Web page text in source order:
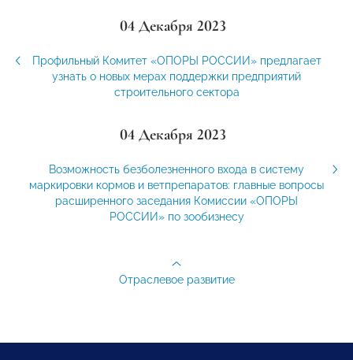
04 Декабря 2023
Профильный Комитет «ОПОРЫ РОССИИ» предлагает
узнать о новых мерах поддержки предприятий
строительного сектора
04 Декабря 2023
Возможность безболезненного входа в систему
маркировки кормов и ветпрепаратов: главные вопросы
расширенного заседания Комиссии «ОПОРЫ
РОССИИ» по зообизнесу
Отраслевое развитие